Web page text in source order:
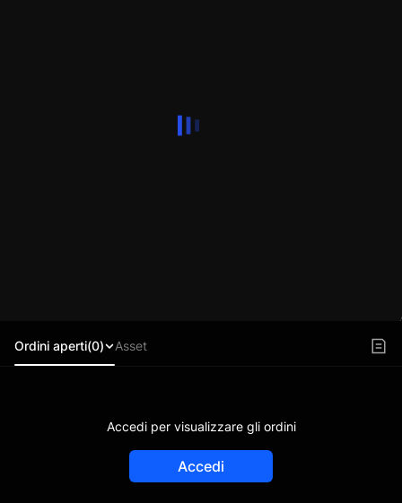
Ordini aperti(0) Asset
Accedi per visualizzare gli ordini
Accedi